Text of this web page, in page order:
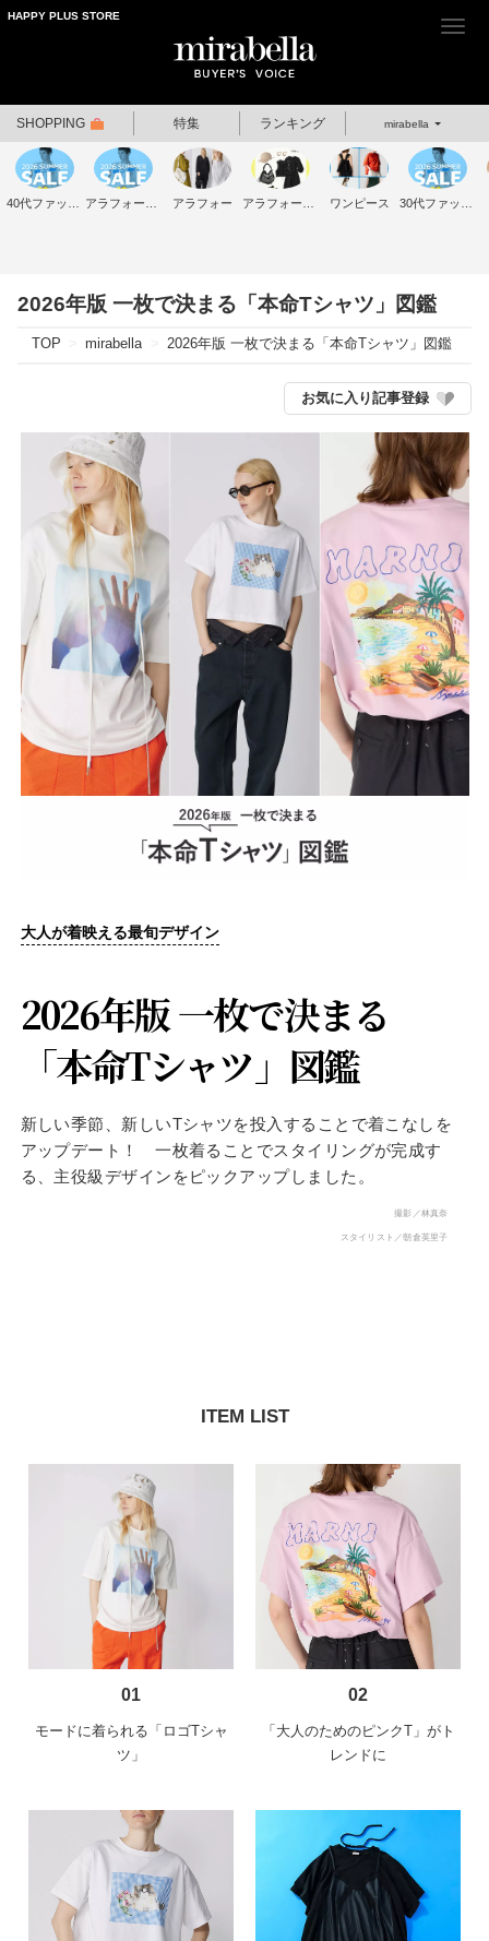
HAPPY PLUS STORE
SHOPPING 特集 ランキング mirabella
アラフォー ワンピース
2026年版 一枚で決まる「本命Tシャツ」図鑑
TOP mirabella 2026年版 一枚で決まる「本命Tシャツ」図鑑
お気に入り記事登録
大人が着映える最旬デザイン
2026年版 一枚で決まる
「本命Tシャツ」図鑑
新しい季節、新しいTシャツを投入することで着こなしを
アップデート！ 一枚着ることでスタイリングが完成す
る、主役級デザインをピックアップしました。
撮影／林真奈
スタイリスト／朝倉英里子
ITEM LIST
01
モードに着られる「ロゴTシャ
ツ」
02
「大人のためのピンクT」がト
レンドに